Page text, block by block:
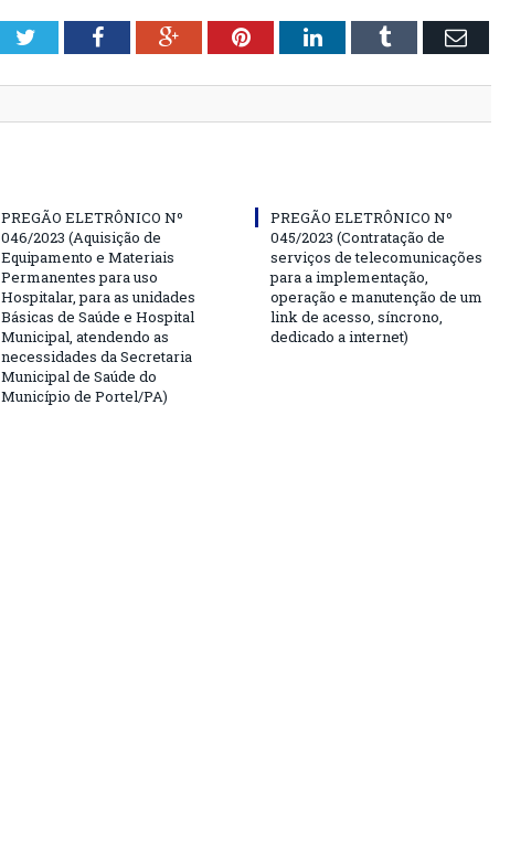
TwitterFacebookGoogle+PinterestLinkedInTumblr Email
PREGÃO ELETRÔNICO Nº
046/2023 (Aquisição de
Equipamento e Materiais
Permanentes para uso
Hospitalar, para as unidades
Básicas de Saúde e Hospital
Municipal, atendendo as
necessidades da Secretaria
Municipal de Saúde do
Município de Portel/PA)
PREGÃO ELETRÔNICO Nº
045/2023 (Contratação de
serviços de telecomunicações
para a implementação,
operação e manutenção de um
link de acesso, síncrono,
dedicado a internet)